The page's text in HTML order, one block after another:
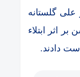
گلستانه
اثر ابتلاء
دادند.